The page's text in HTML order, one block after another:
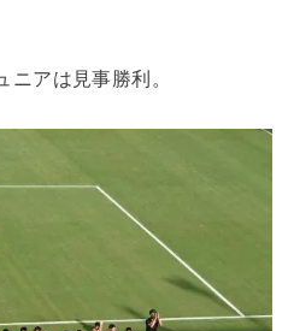
アは見事勝利。